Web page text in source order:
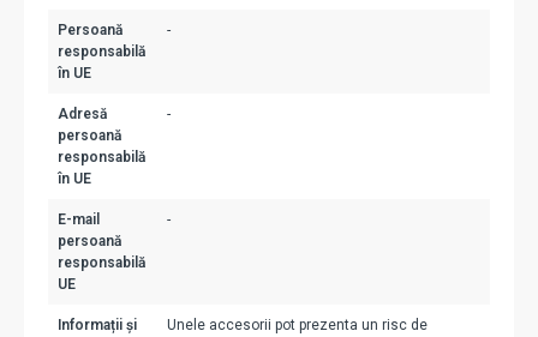
Persoană
responsabilă
în UE
-
Adresă
persoană
responsabilă
în UE
-
E-mail
persoană
responsabilă
UE
-
Informații și
Unele accesorii pot prezenta un risc de